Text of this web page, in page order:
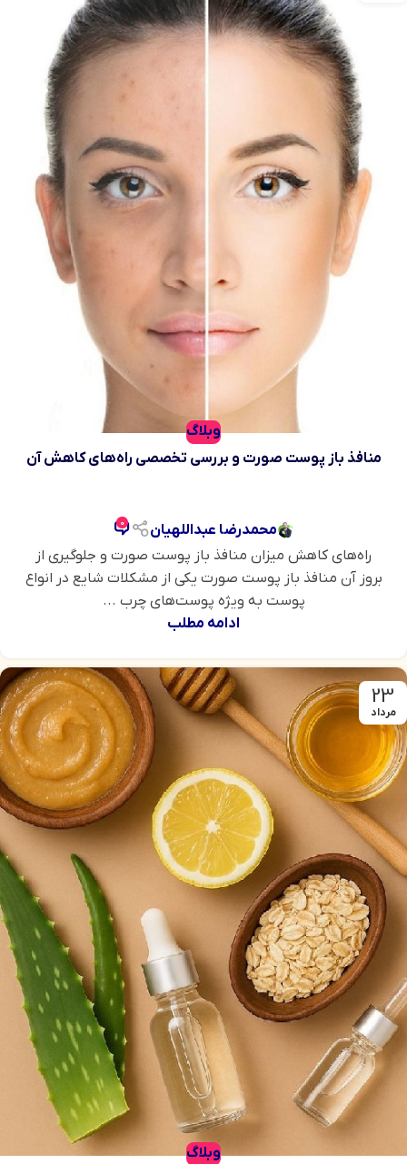
وبلاگ
منافذ باز پوست صورت و بررسی تخصصی راه‌های کاهش آن
محمدرضا عبداللهیان 0
راه‌های کاهش میزان منافذ باز پوست صورت و جلوگیری از
بروز آن منافذ باز پوست صورت یکی از مشکلات شایع در انواع
پوست به ویژه پوست‌های چرب ...
ادامه مطلب
23
مرداد
وبلاگ